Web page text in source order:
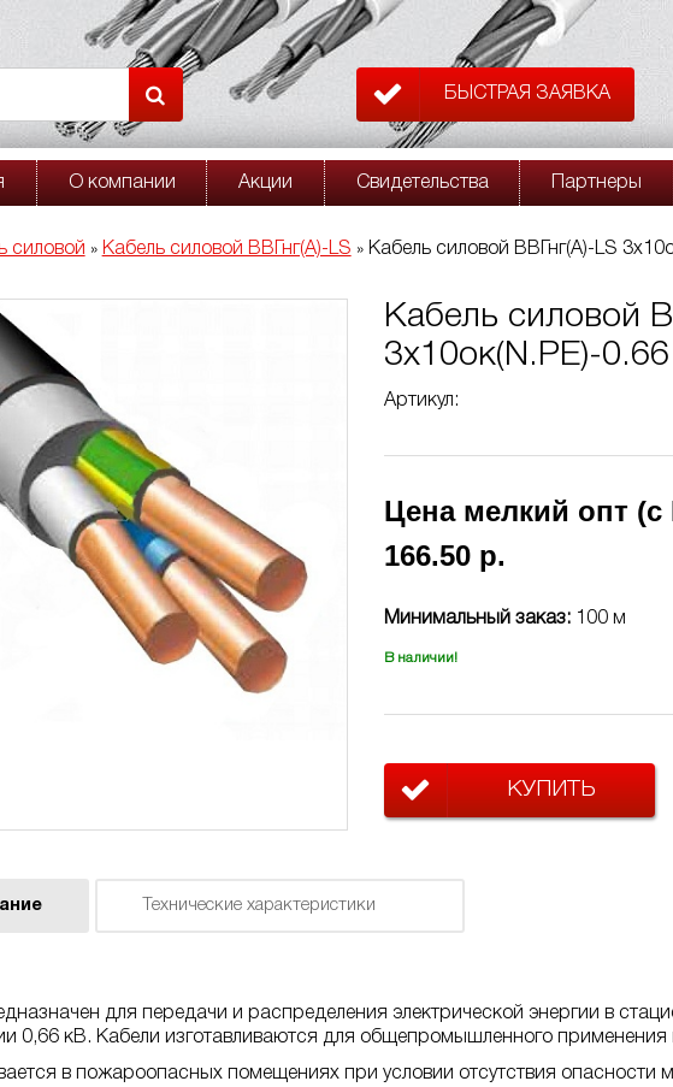
БЫСТРАЯ ЗАЯВКА
О компании Акции Свидетельства Партнеры
силовой » Кабель силовой ВВГнг(А)-LS » Кабель силовой ВВГнг(A)-LS
Кабель силовой
3х10ок(N.PE)-0.66
Артикул:
Цена мелкий опт
166.50 р.
Минимальный заказ: 100 м
В наличии!
КУПИТЬ
Технические характеристики
для передачи и распределения электрической энергии в
0,66 кВ. Кабели изготавливаются для общепромышленного применения
в пожароопасных помещениях при условии отсутствия опасности